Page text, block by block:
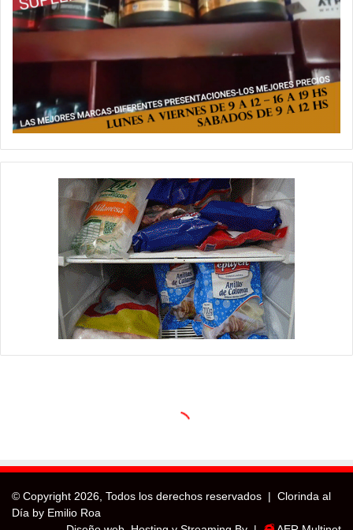
© Copyright 2026, Todos los derechos reservados | Clorinda al
Día by Emilio Roa